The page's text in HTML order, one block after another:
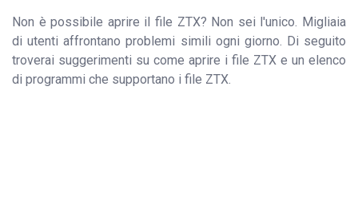
Non è possibile aprire il file ZTX? Non sei l'unico. Migliaia
di utenti affrontano problemi simili ogni giorno. Di seguito
troverai suggerimenti su come aprire i file ZTX e un elenco
di programmi che supportano i file ZTX.